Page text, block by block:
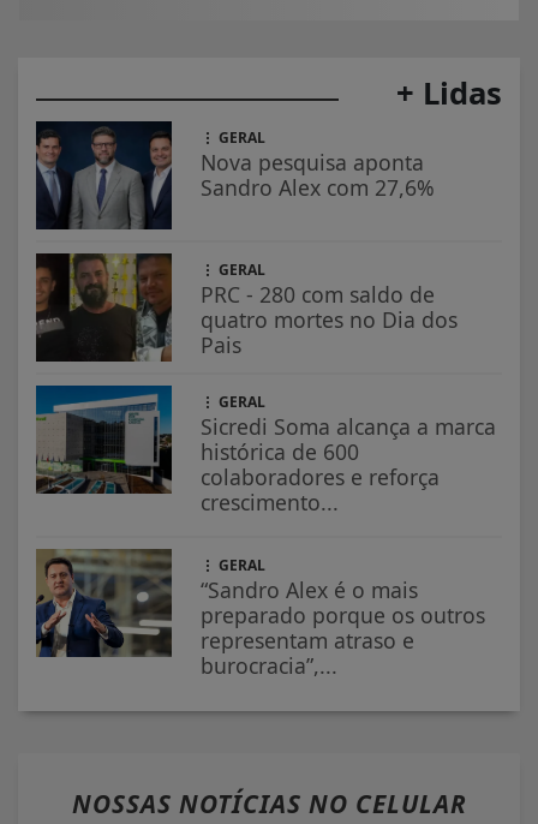
+ Lidas
GERAL
Nova pesquisa aponta
Sandro Alex com 27,6%
GERAL
PRC - 280 com saldo de
quatro mortes no Dia dos
Pais
GERAL
Sicredi Soma alcança a marca
histórica de 600
colaboradores e reforça
crescimento...
GERAL
“Sandro Alex é o mais
preparado porque os outros
representam atraso e
burocracia”,...
NOSSAS NOTÍCIAS NO CELULAR